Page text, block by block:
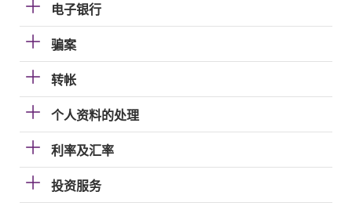
电子银行
骗案
转帐
个人资料的处理
利率及汇率
投资服务